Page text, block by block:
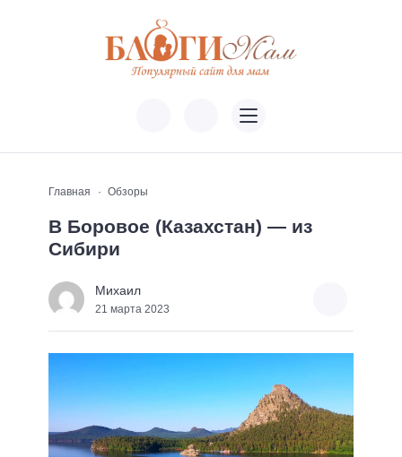
Главная Обзоры
В Боровое (Казахстан) — из
Сибири
Михаил
21 марта 2023